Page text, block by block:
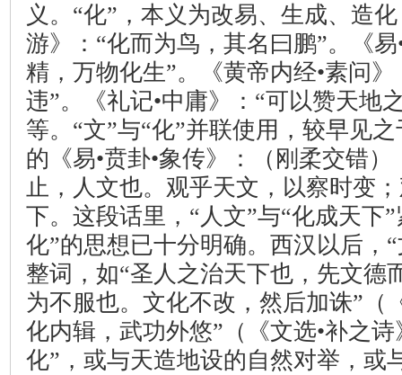
义。“化”，本义为改易、生成、造
游》：“化而为鸟，其名曰鹏”。《
精，万物化生”。《黄帝内经•素问
违”。《礼记•中庸》：“可以赞天地
等。“文”与“化”并联使用，较早见
的《易•贲卦•象传》：（刚柔交错
止，人文也。观乎天文，以察时变
下。这段话里，“人文”与“化成天下
化”的思想已十分明确。西汉以后，
整词，如“圣人之治天下也，先文德
为不服也。文化不改，然后加诛”（
化内辑，武功外悠”（《文选•补之
化”，或与天造地设的自然对举，或